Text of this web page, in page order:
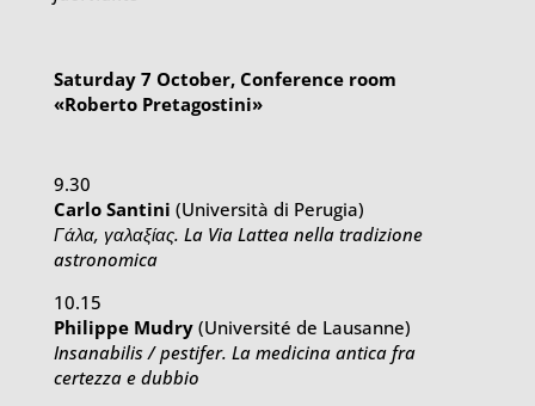
Saturday 7 October, Conference room
«Roberto Pretagostini»
9.30
Carlo Santini (Università di Perugia)
Γάλα, γαλαξίας. La Via Lattea nella tradizione
astronomica
10.15
Philippe Mudry(Université de Lausanne)
Insanabilis / pestifer. La medicina antica fra
certezza e dubbio